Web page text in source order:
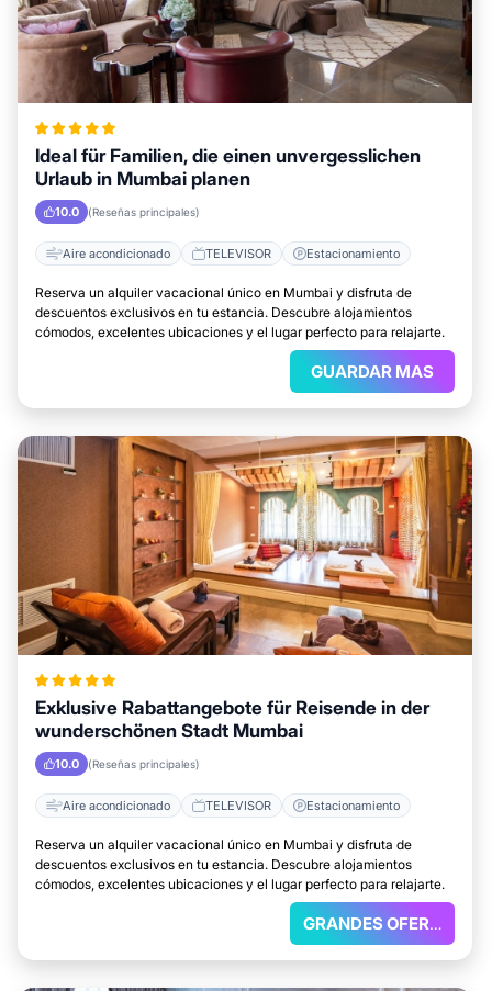
Ideal für Familien, die einen unvergesslichen
Urlaub in Mumbai planen
10.0 (Reseñas principales)
Aire acondicionado TELEVISOR Estacionamiento
Reserva un alquiler vacacional único en Mumbai y disfruta de
descuentos exclusivos en tu estancia. Descubre alojamientos
cómodos, excelentes ubicaciones y el lugar perfecto para relajarte.
GUARDAR MAS
Exklusive Rabattangebote für Reisende in der
wunderschönen Stadt Mumbai
10.0 (Reseñas principales)
Aire acondicionado TELEVISOR Estacionamiento
Reserva un alquiler vacacional único en Mumbai y disfruta de
descuentos exclusivos en tu estancia. Descubre alojamientos
cómodos, excelentes ubicaciones y el lugar perfecto para relajarte.
GRANDES OFERTAS